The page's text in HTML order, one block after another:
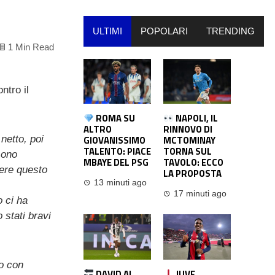
1 Min Read
il
poi
questo
ci ha
stati bravi
con
ULTIMI POPOLARI TRENDING
ROMA SU
ALTRO
GIOVANISSIMO
TALENTO: PIACE
MBAYE DEL PSG
13 minuti ago
NAPOLI, IL
RINNOVO DI
MCTOMINAY
TORNA SUL
TAVOLO: ECCO
LA PROPOSTA
17 minuti ago